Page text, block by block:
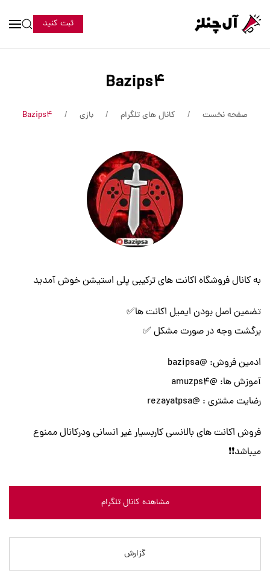
ثبت کنید
Bazips4
صفحه نخست کانال های تلگرام بازی Bazips4
به کانال فروشگاه اکانت های ترکیبی پلی استیشن خوش آمدید
تضمین اصل بودن ایمیل اکانت ها✅
برگشت وجه در صورت مشکل ✅
ادمین فروش: @bazipsa
آموزش ها: @amuzps4
رضایت مشتری : @rezayatpsa
فروش اکانت های بالانسی کاربسیار غیر انسانی ودرکانال ممنوع
میباشد❗❗
مشاهده کانال تلگرام
گزارش